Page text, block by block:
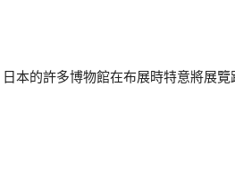
本的許多博物館在布展時特意將展覽